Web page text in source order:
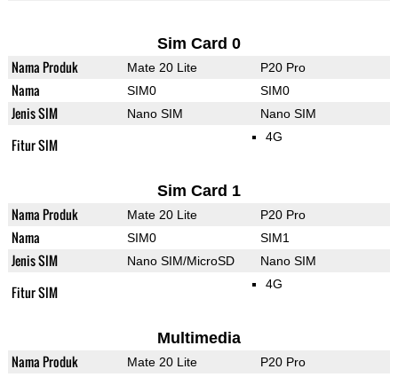
Sim Card 0
Nama Produk Mate 20 Lite P20 Pro
Nama SIM0 SIM0
Jenis SIM Nano SIM Nano SIM
Fitur SIM 4G
Sim Card 1
Nama Produk Mate 20 Lite P20 Pro
Nama SIM0 SIM1
Jenis SIM Nano SIM/MicroSD Nano SIM
Fitur SIM 4G
Multimedia
Nama Produk Mate 20 Lite P20 Pro